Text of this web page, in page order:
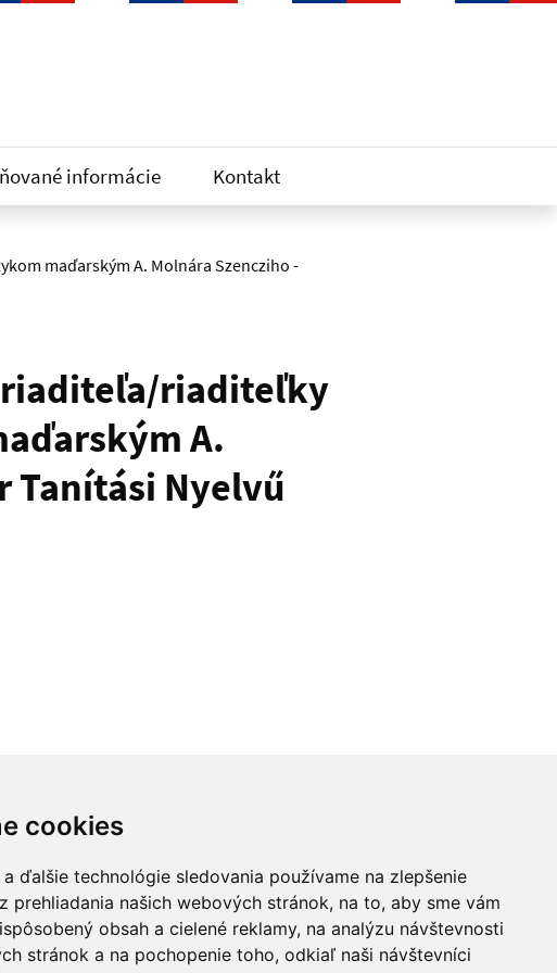
cookies
ďalšie technológie sledovania používame na zlepšenie
prehliadania našich webových stránok, na to, aby sme vám
obsah a cielené reklamy, na analýzu návštevnosti
stránok a na pochopenie toho, odkiaľ naši návštevníci
informácie Kontakt
maďarským A. Molnára Szencziho -
riaditeľa/riaditeľky
A.
Tanítási Nyelvű